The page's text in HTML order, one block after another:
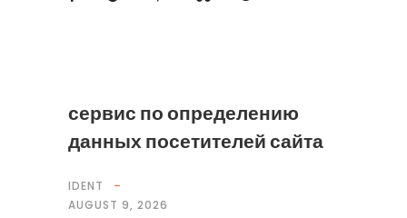
сервис по определению
данных посетителей сайта
IDENT
AUGUST 9, 2026